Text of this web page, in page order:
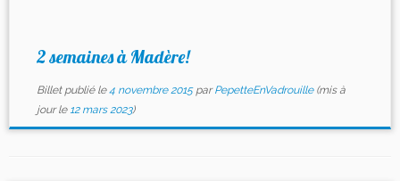
2 semaines à Madère!
Billet publié le4 novembre 2015 parPepetteEnVadrouille(mis à
jour le 12 mars 2023)